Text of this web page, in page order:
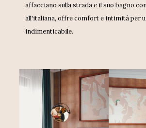
affacciano sulla strada e il suo bagno
all'italiana, offre comfort e intimità per
indimenticabile.